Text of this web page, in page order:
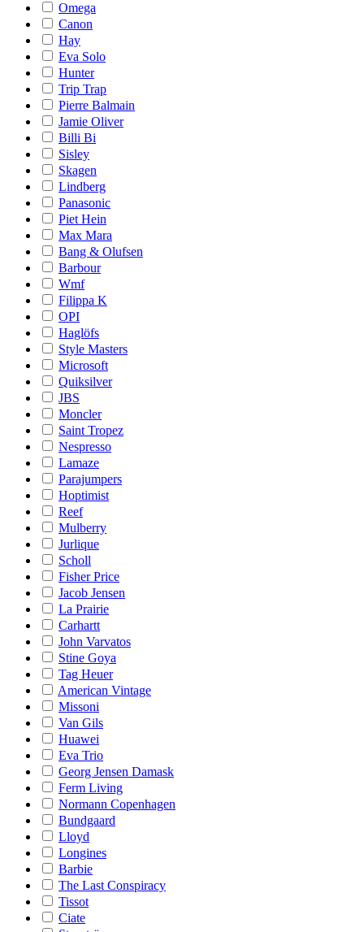
Omega
Canon
Hay
Eva Solo
Hunter
Trip Trap
Pierre Balmain
Jamie Oliver
Billi Bi
Sisley
Skagen
Lindberg
Panasonic
Piet Hein
Max Mara
Bang & Olufsen
Barbour
Wmf
Filippa K
OPI
Haglöfs
Style Masters
Microsoft
Quiksilver
JBS
Moncler
Saint Tropez
Nespresso
Lamaze
Parajumpers
Hoptimist
Reef
Mulberry
Jurlique
Scholl
Fisher Price
Jacob Jensen
La Prairie
Carhartt
John Varvatos
Stine Goya
Tag Heuer
American Vintage
Missoni
Van Gils
Huawei
Eva Trio
Georg Jensen Damask
Ferm Living
Normann Copenhagen
Bundgaard
Lloyd
Longines
Barbie
The Last Conspiracy
Tissot
Ciate